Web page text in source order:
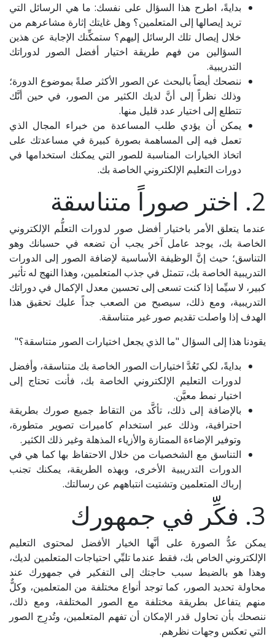
بدايةً، اطرح هذا السؤال على نفسك: ما هي الرسائل التي
تريد إيصالها إلى المتعلمين؟ وهل غايتك إثارة مشاعرهم من
خلال إيصال تلك الرسائل إليهم؟ ستمكِّنك الإجابة عن هذين
السؤالين من فهم طريقة اختيار أفضل الصور لدوراتك
التدريبية.
ننصحك أيضاً بالبحث عن الصور الأكثر صلةً بموضوع الدورة؛
وذلك نظراً إلى أنَّ لديك الكثير من الصور، في حين أنَّك
تتطلع إلى اختيار عدد قليل منها.
يمكن أن يؤدي طلب المساعدة من خبراء المجال الذي
تعمل فيه إلى المساهمة بصورة كبيرة في مساعدتك على
اتخاذ الخيارات المناسبة للصور التي يمكنك استخدامها في
دورات التعليم الإلكتروني الخاصة بك.
2. اختر صوراً متناسقة
عندما يتعلق الأمر باختيار أفضل صور لدورات التعلُّم الإلكتروني
الخاصة بك، يوجد عامل آخر يجب أن تضعه في حسبانك وهو
التناسق؛ حيث إنَّ الوظيفة الأساسية لإضافة الصور إلى الدورات
التدريبية الخاصة بك، تتمثل في جذب المتعلمين، وهذا النهج له تأثير
كبير، لا سيِّما إذا كنت تسعى إلى تحسين معدل الإكمال في دوراتك
التدريبية، ومع ذلك، سيصبح من الصعب جداً عليك تحقيق هذا
الهدف إذا واصلت تقديم صور غير متناسقة.
يقودنا هذا إلى السؤال "ما الذي يجعل اختيارات الصور متناسقة؟"
بدايةً، لكي تَعُدَّ اختيارات الصور الخاصة بك متناسقة، وأفضل
لدورات التعليم الإلكتروني الخاصة بك، فأنت تحتاج إلى
اختيار نمط معيَّن.
بالإضافة إلى ذلك، تأكَّد من التقاط جميع صورك بطريقة
احترافية، وذلك عبر استخدام كاميرات تصوير متطورة،
وتوفير الإضاءة الممتازة والأزياء المذهلة وغير ذلك الكثير.
التناسق مع الشخصيات من خلال الاحتفاظ بها كما هي في
الدورات التدريبية الأخرى، وبهذه الطريقة، يمكنك تجنب
إرباك المتعلمين وتشتيت انتباههم عن رسالتك.
3. فكِّر في جمهورك
يمكن عدُّ الصورة على أنَّها الخيار الأفضل لمحتوى التعليم
الإلكتروني الخاص بك، فقط عندما تلبِّي احتياجات المتعلمين لديك،
وهذا هو بالضبط سبب حاجتك إلى التفكير في جمهورك عند
محاولة تحديد الصور، كما توجد أنواع مختلفة من المتعلمين، وكلٌّ
منهم يتفاعل بطريقة مختلفة مع الصور المختلفة، ومع ذلك،
ننصحك بأن تحاول قدر الإمكان أن تفهم المتعلمين، وتُدرِج الصور
التي تعكس وجهات نظرهم.